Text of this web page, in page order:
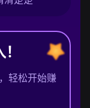
轻松开始赚